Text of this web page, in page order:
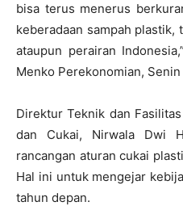
bisa terus menerus
keberadaan sampah
ataupun perairan
Menko Perekonomian, Senin
Direktur Teknik dan
dan Cukai, Nirwala Dwi
rancangan aturan cukai
Hal ini untuk mengejar
tahun depan.